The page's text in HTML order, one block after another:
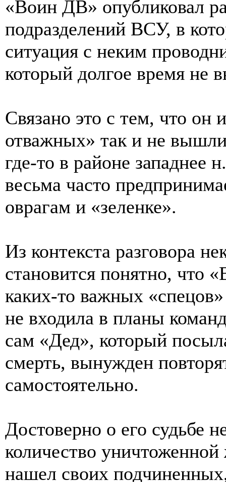
«Воин ДВ» опубликовал
подразделений ВСУ, в
ситуация с неким
который долгое время не
Связано это с тем, что он
отважных» так и не
где-то в районе западнее
весьма часто
оврагам и «зеленке».
Из контекста разговора
становится понятно, что
каких-то важных
не входила в планы
сам «Дед», который
смерть, вынужден
самостоятельно.
Достоверно о его судьбе
количество
нашел своих